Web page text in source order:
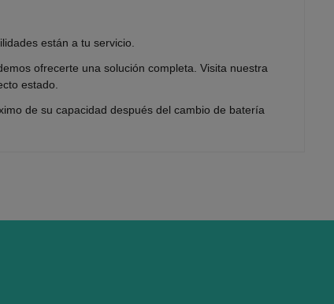
están a tu servicio.
ofrecerte una solución completa. Visita nuestra
estado.
de su capacidad después del cambio de batería